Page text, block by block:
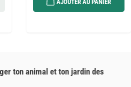
AJOUTER AU PANIER
ton animal et ton jardin des